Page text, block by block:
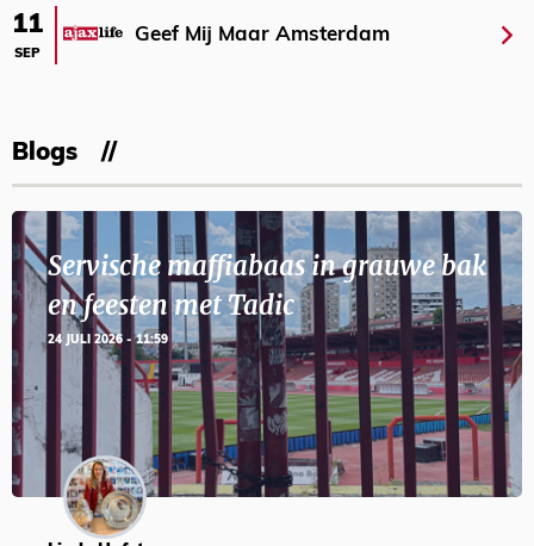
11
SEP
Geef Mij Maar Amsterdam
Blogs
Servische maffiabaas in grauwe bak
en feesten met Tadic
24 JULI 2026 - 11:59